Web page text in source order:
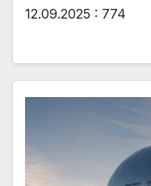
12.09.2025 : 774